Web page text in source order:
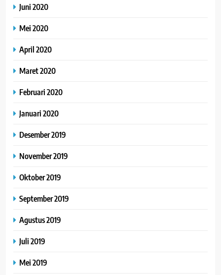
Juni 2020
Mei 2020
April 2020
Maret 2020
Februari 2020
Januari 2020
Desember 2019
November 2019
Oktober 2019
September 2019
Agustus 2019
Juli 2019
Mei 2019